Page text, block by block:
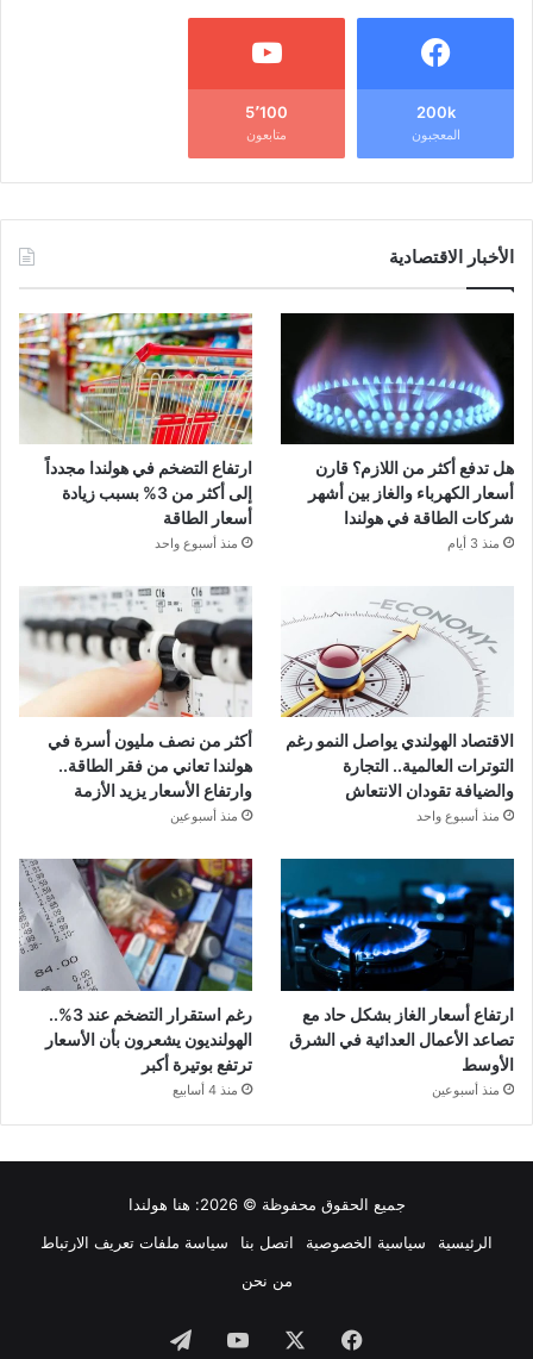
200k
المعجبون
5٬100
متابعون
الأخبار الاقتصادية
هل تدفع أكثر من اللازم؟ قارن
أسعار الكهرباء والغاز بين أشهر
شركات الطاقة في هولندا
منذ 3 أيام
ارتفاع التضخم في هولندا مجدداً
إلى أكثر من 3% بسبب زيادة
أسعار الطاقة
منذ أسبوع واحد
الاقتصاد الهولندي يواصل النمو رغم
التوترات العالمية.. التجارة
والضيافة تقودان الانتعاش
منذ أسبوع واحد
أكثر من نصف مليون أسرة في
هولندا تعاني من فقر الطاقة..
وارتفاع الأسعار يزيد الأزمة
منذ أسبوعين
ارتفاع أسعار الغاز بشكل حاد مع
تصاعد الأعمال العدائية في الشرق
الأوسط
منذ أسبوعين
رغم استقرار التضخم عند 3%..
الهولنديون يشعرون بأن الأسعار
ترتفع بوتيرة أكبر
منذ 4 أسابيع
جميع الحقوق محفوظة © 2026:
هنا هولندا
الرئيسية
سياسية الخصوصية اتصل بنا
سياسة ملفات تعريف الارتباط
من نحن
فيسبوك ‫YouTubeتيلقرام